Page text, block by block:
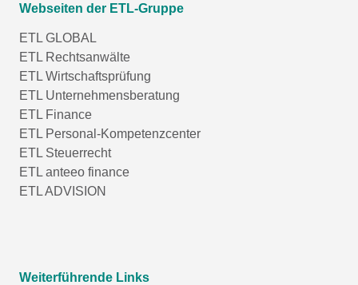
Webseiten der ETL-Gruppe
ETL GLOBAL
ETL Rechtsanwälte
ETL Wirtschaftsprüfung
ETL Unternehmensberatung
ETL Finance
ETL Personal-Kompetenzcenter
ETL Steuerrecht
ETL anteeo finance
ETL ADVISION
Weiterführende Links